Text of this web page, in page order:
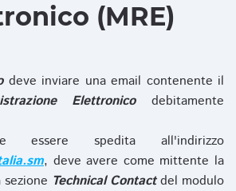
(MRE)
deve inviare una email contenente il
Elettronicodebitamente
spedita all'indirizzo
, deve avere come mittente la
Technical Contactdel modulo